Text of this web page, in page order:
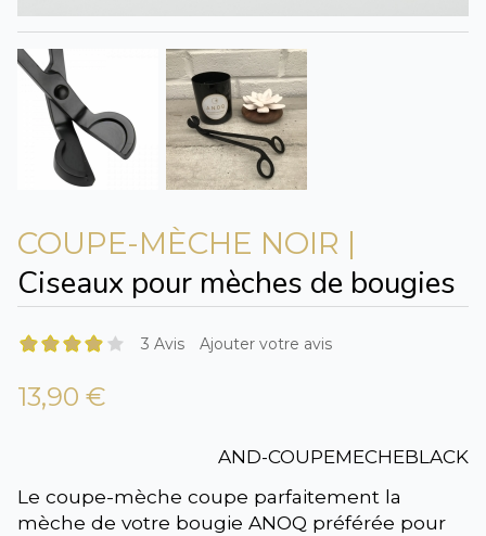
COUPE-MÈCHE NOIR |
Ciseaux pour mèches de bougies
3 Avis Ajouter votre avis
13,90 €
AND-COUPEMECHEBLACK
Le coupe-mèche coupe parfaitement la
mèche de votre bougie ANOQ préférée pour